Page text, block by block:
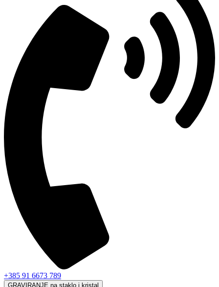
+385 91 6673 789
GRAVIRANJE na staklo i kristal